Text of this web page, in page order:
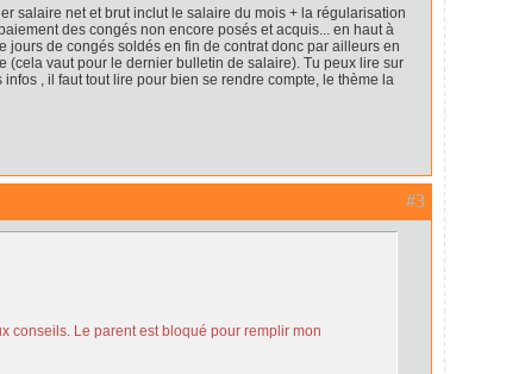
salaire net et brut inclut le salaire du mois + la régularisation
des congés non encore posés et acquis... en haut à
jours de congés soldés en fin de contrat donc par ailleurs en
(cela vaut pour le dernier bulletin de salaire). Tu peux lire sur
infos , il faut tout lire pour bien se rendre compte, le thème la
#3
conseils. Le parent est bloqué pour remplir mon